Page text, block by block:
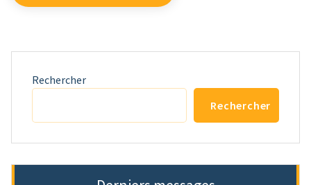
Rechercher
Rechercher